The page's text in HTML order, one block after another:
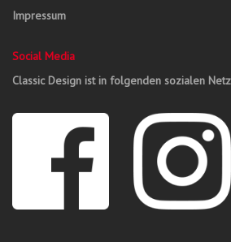
Impressum
Social Media
Classic Design ist in folgenden sozialen